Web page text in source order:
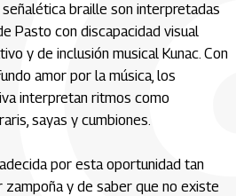
braille son interpretadas
Pasto con discapacidad visual
y de inclusión musical Kunac. Con
amor por la música, los
interpretan ritmos como
sayas y cumbiones.
por esta oportunidad tan
y de saber que no existe